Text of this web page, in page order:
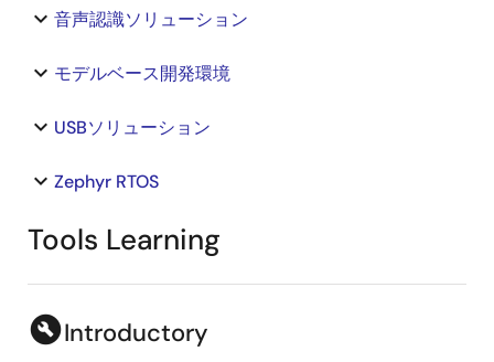
keyboard_arrow_down 音声認識ソリューション
keyboard_arrow_down モデルベース開発環境
keyboard_arrow_down USBソリューション
keyboard_arrow_down Zephyr RTOS
Tools Learning
build_circleIntroductory